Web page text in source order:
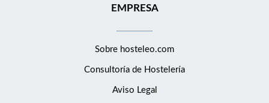
EMPRESA
Sobre hosteleo.com
Consultoría de Hostelería
Aviso Legal